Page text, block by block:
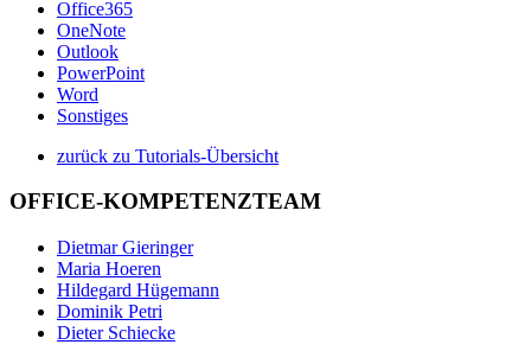
Office365
OneNote
Outlook
PowerPoint
Word
Sonstiges
zurück zu Tutorials-Übersicht
OFFICE-KOMPETENZTEAM
Dietmar Gieringer
Maria Hoeren
Hildegard Hügemann
Dominik Petri
Dieter Schiecke